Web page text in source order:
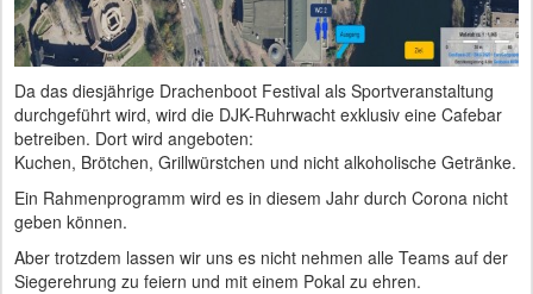
Da das diesjährige Drachenboot Festival als Sportveranstaltung
durchgeführt wird, wird die DJK-Ruhrwacht exklusiv eine Cafebar
betreiben. Dort wird angeboten:
Kuchen, Brötchen, Grillwürstchen und nicht alkoholische Getränke.
Ein Rahmenprogramm wird es in diesem Jahr durch Corona nicht
geben können.
Aber trotzdem lassen wir uns es nicht nehmen alle Teams auf der
Siegerehrung zu feiern und mit einem Pokal zu ehren.